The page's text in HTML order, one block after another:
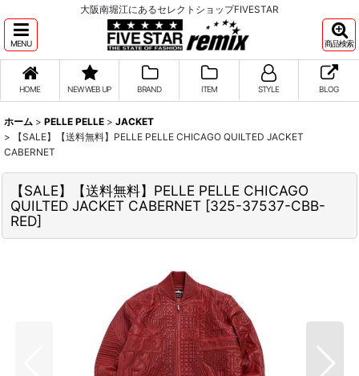
大阪南堀江にあるセレクトショップFIVESTAR
MENU 商品検索
HOME NEW WEB UP BRAND ITEM STYLE BLOG
ホーム > PELLE PELLE > JACKET
>
【SALE】【送料無料】PELLE PELLE CHICAGO QUILTED JACKET
CABERNET
【SALE】【送料無料】PELLE PELLE CHICAGO
QUILTED JACKET CABERNET [325-37537-CBB-
RED]